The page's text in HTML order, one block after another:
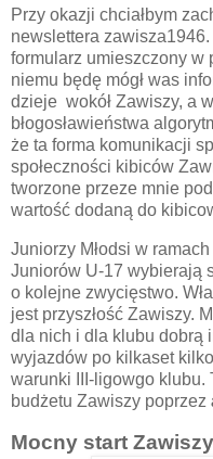
Przy okazji chciałbym
newslettera
formularz umieszczony w
niemu będę mógł was
dzieje wokół Zawiszy, a
błogosławieństwa
że ta forma komunikacji
społeczności kibiców
tworzone przeze mnie
wartość dodaną do
Juniorzy Młodsi w
Juniorów U-17 wybierają
o kolejne zwycięstwo.
jest przyszłość Zawiszy.
dla nich i dla klubu dobrą
wyjazdów po kilkaset
warunki III-ligowgo klubu.
budżetu Zawiszy poprzez
Mocny start